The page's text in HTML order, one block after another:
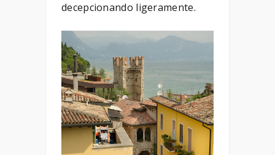
decepcionando ligeramente.